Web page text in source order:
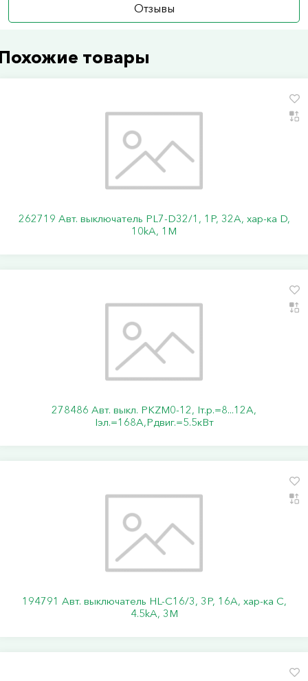
Отзывы
товары
262719 Авт. выключатель PL7-D32/1, 1P, 32A, хар-ка D,
10kA, 1M
278486 Авт. выкл. PKZM0-12, Iт.р.=8...12А,
Iэл.=168А,Pдвиг.=5.5кВт
194791 Авт. выключатель HL-C16/3, 3P, 16A, хар-ка C,
4.5kA, 3M